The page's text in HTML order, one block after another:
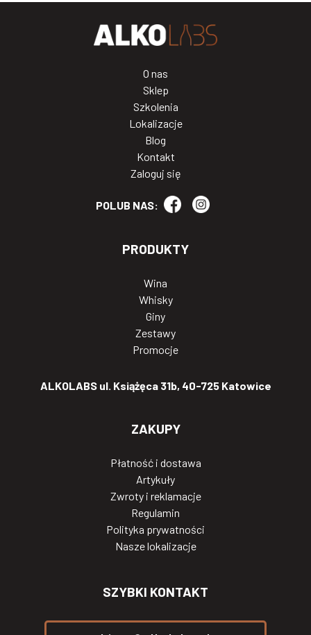
O nas
Sklep
Szkolenia
Lokalizacje
Blog
Kontakt
Zaloguj się
POLUB NAS:
PRODUKTY
Wina
Whisky
Giny
Zestawy
Promocje
ALKOLABS ul. Książęca 31b, 40-725 Katowice
ZAKUPY
Płatność i dostawa
Artykuły
Zwroty i reklamacje
Regulamin
Polityka prywatności
Nasze lokalizacje
SZYBKI KONTAKT